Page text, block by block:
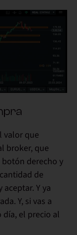
valor que
broker, que
derecho y
de
Y ya
Y, si vas a
el precio al